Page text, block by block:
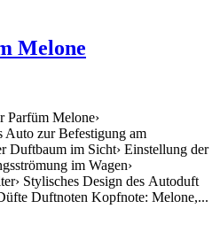
Melone
Parfüm Melone›
Auto zur Befestigung am
Duftbaum im Sicht› Einstellung der
im Wagen›
Stylisches Design des Autoduft
Duftnoten Kopfnote: Melone,...